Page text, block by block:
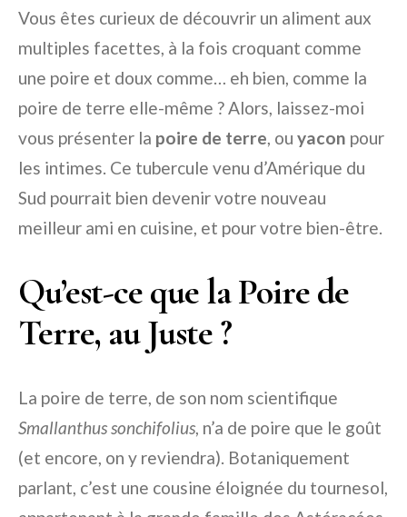
Vous êtes curieux de découvrir un aliment aux
multiples facettes, à la fois croquant comme
une poire et doux comme… eh bien, comme la
poire de terre elle-même ? Alors, laissez-moi
vous présenter la poire de terre, ou yacon pour
les intimes. Ce tubercule venu d’Amérique du
Sud pourrait bien devenir votre nouveau
meilleur ami en cuisine, et pour votre bien-être.
Qu’est-ce que la Poire de
Terre, au Juste ?
La poire de terre, de son nom scientifique
Smallanthus sonchifolius, n’a de poire que le goût
(et encore, on y reviendra). Botaniquement
parlant, c’est une cousine éloignée du tournesol,